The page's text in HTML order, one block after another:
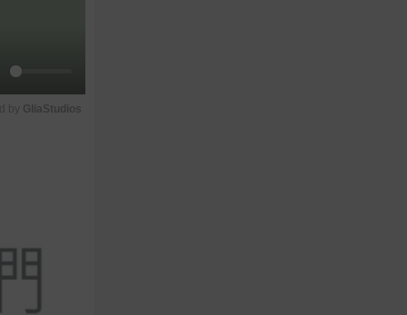
by GliaStudios